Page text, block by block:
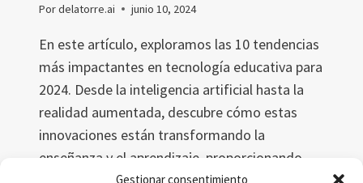
Gestionar consentimiento
Pordelatorre.ai junio 10, 2024
En este artículo, exploramos las 10 tendencias
más impactantes en tecnología educativa para
2024. Desde la inteligencia artificial hasta la
realidad aumentada, descubre cómo estas
innovaciones están transformando la
enseñanza y el aprendizaje, proporcionando